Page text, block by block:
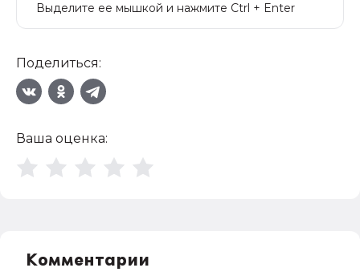
Выделите ее мышкой и нажмите Ctrl + Enter
Поделиться:
Ваша оценка:
Комментарии